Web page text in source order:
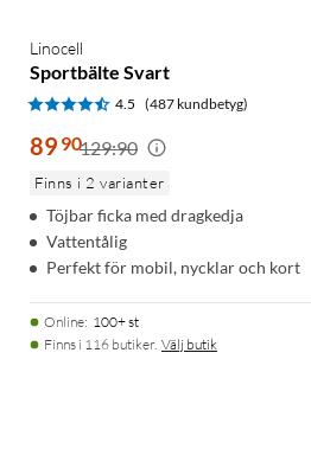
Linocell
Sportbälte Svart
4.5 (487 kundbetyg)
89 90129:90
Finns i 2 varianter
Töjbar ficka med dragkedja
Vattentålig
Perfekt för mobil, nycklar och kort
Online: 100+ st
Finns i 116 butiker. Välj butik